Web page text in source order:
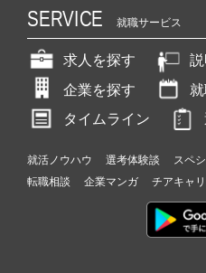
SERVICE 就職サービス
求人を探す
企業を探す
タイムライン
就活ノウハウ 選考体験談 スペ
転職相談
企業マンガ チアキャ